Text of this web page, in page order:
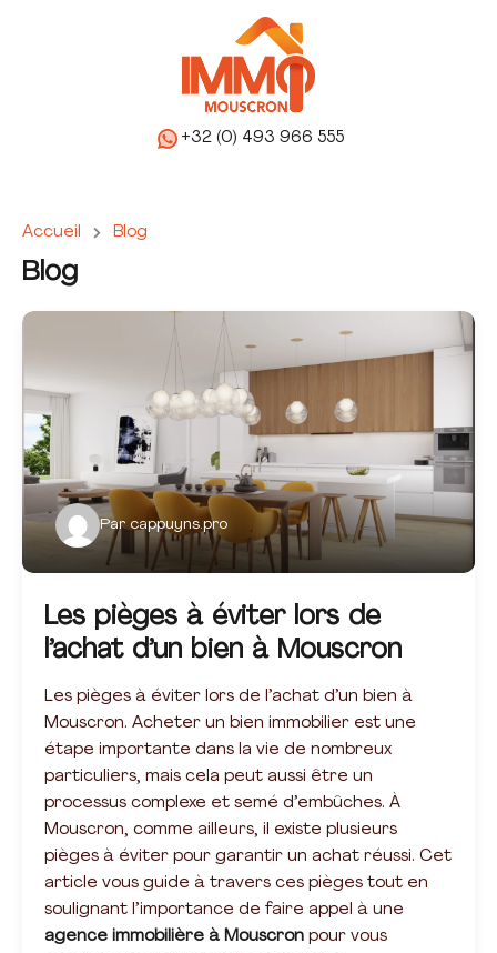
+32 (0) 493 966 555
Accueil Blog
Blog
Par cappuyns.pro
Les pièges à éviter lors de
l’achat d’un bien à Mouscron
Les pièges à éviter lors de l’achat d’un bien à
Mouscron. Acheter un bien immobilier est une
étape importante dans la vie de nombreux
particuliers, mais cela peut aussi être un
processus complexe et semé d’embûches. À
Mouscron, comme ailleurs, il existe plusieurs
pièges à éviter pour garantir un achat réussi. Cet
article vous guide à travers ces pièges tout en
soulignant l’importance de faire appel à une
agence immobilière à Mouscron pour vous